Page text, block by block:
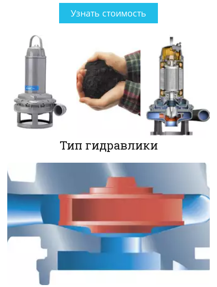
Узнать стоимость
Тип гидравлики